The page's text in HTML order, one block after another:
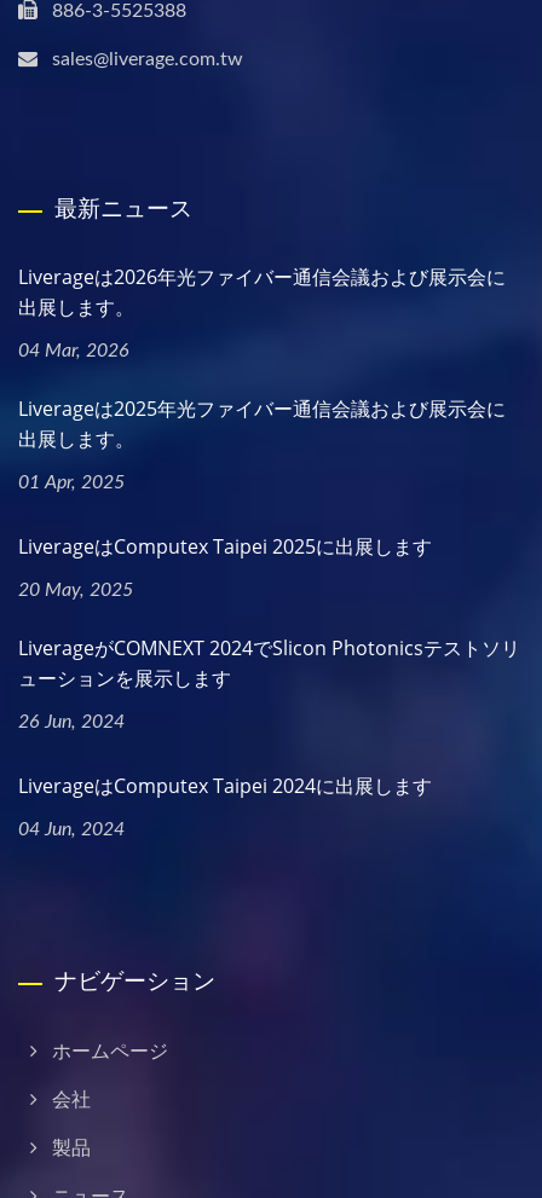
886-3-5525388
sales@liverage.com.tw
最新ニュース
Liverageは2026年光ファイバー通信会議および展示会に
出展します。
04 Mar, 2026
Liverageは2025年光ファイバー通信会議および展示会に
出展します。
01 Apr, 2025
LiverageはComputex Taipei 2025に出展します
20 May, 2025
LiverageがCOMNEXT 2024でSlicon Photonicsテストソリ
ューションを展示します
26 Jun, 2024
LiverageはComputex Taipei 2024に出展します
04 Jun, 2024
ナビゲーション
ホームページ
会社
製品